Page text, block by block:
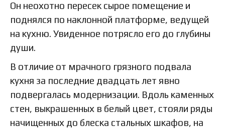
Он неохотно пересек сырое помещение и
поднялся по наклонной платформе, ведущей
на кухню. Увиденное потрясло его до глубины
души.
В отличие от мрачного грязного подвала
кухня за последние двадцать лет явно
подвергалась модернизации. Вдоль каменных
стен, выкрашенных в белый цвет, стояли ряды
начищенных до блеска стальных шкафов, на